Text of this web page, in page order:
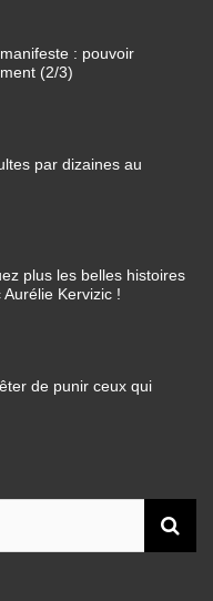
: pouvoir
(2/3)
par dizaines au
plus les belles histoires
Aurélie Kervizic !
de punir ceux qui